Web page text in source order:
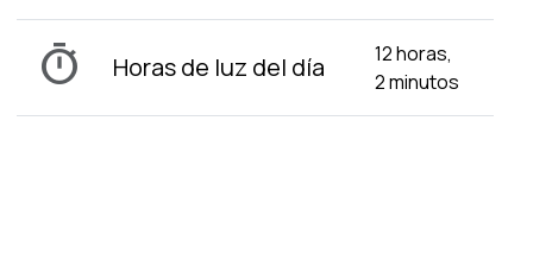
timer Horas de luz del día
12 horas,
2 minutos